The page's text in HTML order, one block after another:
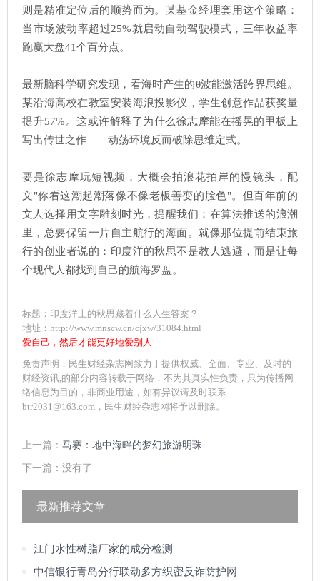
则是精准定位后的顺势而为。某基金经理套用这个策略：
当市场波动率超过25%就启动自动驾驶模式，三年收益率
跑赢大盘41个百分点。
最新脑科学研究发现，看海时产生的θ波能激活跨界思维。
某沿海高校在教室安装海浪投影仪，学生创意作品获奖量
提升57%。这或许解释了为什么徐志摩能在摇晃的甲板上
写出传世之作——动荡环境反而破除思维定式。
要是徐志摩玩短视频，大概会拍浪花拍岸的慢镜头，配
文"你看这潮起潮落像不像老板善变的脸色"。但百年前的
文人选择用文字雕刻时光，提醒我们：在算法推送的浪潮
里，总要保留一片自主航行的海面。就像那位提前结束旅
行的创业者说的：印度洋的秋思不是教人逃避，而是让每
个现代人都找到自己的航海罗盘。
标题：印度洋上的秋思藏着什么人生答案？
地址：http://www.mnscw.cn/cjxw/31084.html
爱自己，然后才能更好地爱别人
免责声明：民生财经杂志网致力于提供权威、全面、专业、及时的
财经资讯,的部分内容转载于网络，不为其真实性负责，只为传播网
络信息为目的，非商业用途，如有异议请及时联系
btr2031@163.com，民生财经杂志网将予以删除。
上一篇： 马赛：地中海畔的梦幻旅游明珠
下一篇：没有了
最新推荐文章
江门水性树脂厂家的成分检测
中信银行青岛分行联动多方织密反诈防护网